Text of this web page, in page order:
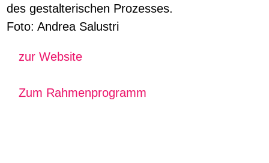
des gestalterischen Prozesses.
Foto: Andrea Salustri
zur Website
Zum Rahmenprogramm